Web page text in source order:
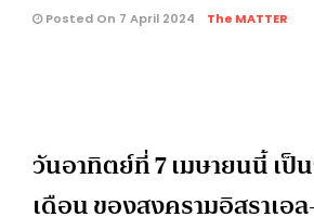
Posted On 7 April 2024 The MATTER
วันอาทิตย์ที่ 7 เมษายนนี้ เป็
เดือน ของสงครามอิสราเอ